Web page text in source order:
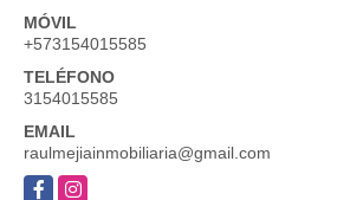
MÓVIL
+573154015585
TELÉFONO
3154015585
EMAIL
raulmejiainmobiliaria@gmail.com
FacebookInstagram